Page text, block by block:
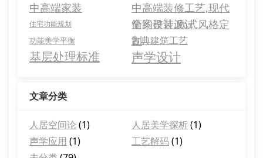
中高端家装
中高端装修工艺,现代
简约设计,欧式风格定
制
住宅功能规划 全案整装设计
功能美学平衡 古典建筑工艺
基层处理标准 声学设计
文章分类
人居空间论 (1) 人居美学探析(1)
声学应用 (1) 工艺解码 (1)